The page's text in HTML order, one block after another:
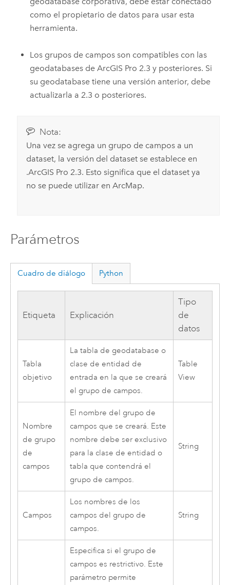
como el propietario de datos para usar esta
herramienta.
Los grupos de campos son compatibles con las
geodatabases deArcGIS Pro 2.3 y posteriores. Si
su geodatabase tiene una versión anterior, debe
actualizarla a 2.3 o posteriores.
Nota:
Una vez se agrega un grupo de campos a un
dataset, la versión del dataset se establece en
.ArcGIS Pro 2.3. Esto significa que el dataset ya
no se puede utilizar enArcMap.
Parámetros
Cuadro de diálogo Python
Etiqueta Explicación
Tipo
de
datos
Tabla
objetivo
La tabla de geodatabase o
clase de entidad de
entrada en la que se creará
el grupo de campos.
Table
View
Nombre
de grupo
de
campos
El nombre del grupo de
campos que se creará. Este
nombre debe ser exclusivo
para la clase de entidad o
tabla que contendrá el
grupo de campos.
String
Campos
Los nombres de los
campos del grupo de
campos.
String
Especifica si el grupo de
campos es restrictivo. Este
parámetro permite